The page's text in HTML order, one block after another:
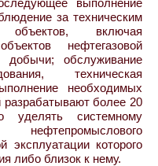
выполнение
за техническим
объектов, включая
нефтегазовой
добычи; обслуживание
техническая
необходимых
более 20
уделять системному
эксплуатации которого
либо близок к нему.